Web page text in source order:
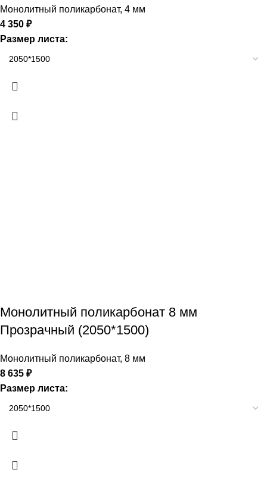
Монолитный поликарбонат, 4 мм
4 350 ₽
Размер листа:
Монолитный поликарбонат 8 мм
Прозрачный (2050*1500)
Монолитный поликарбонат, 8 мм
8 635 ₽
Размер листа: